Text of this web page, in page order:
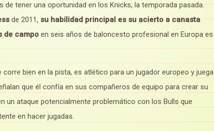
de tener una oportunidad en los Knicks, la temporada pasada.
de 2011, su habilidad principal es su acierto a canasta
de campo en seis años de baloncesto profesional en Europa es
bien en la pista, es atlético para un jugador europeo y juega
que él confía en sus compañeros de equipo para crear su
un ataque potencialmente problemático con los Bulls que
en hacer jugadas.